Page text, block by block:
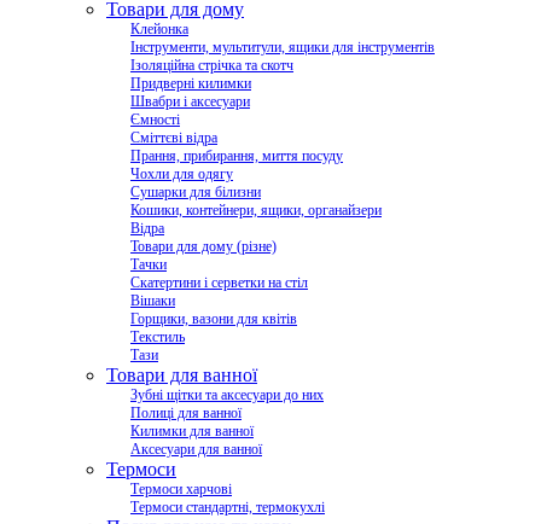
Товари для дому
Клейонка
Інструменти, мультитули, ящики для інструментів
Ізоляційна стрічка та скотч
Придверні килимки
Швабри і аксесуари
Ємності
Сміттєві відра
Прання, прибирання, миття посуду
Чохли для одягу
Сушарки для білизни
Кошики, контейнери, ящики, органайзери
Відра
Товари для дому (різне)
Тачки
Скатертини і серветки на стіл
Вішаки
Горщики, вазони для квітів
Текстиль
Тази
Товари для ванної
Зубні щітки та аксесуари до них
Полиці для ванної
Килимки для ванної
Аксесуари для ванної
Термоси
Термоси харчові
Термоси стандартні, термокухлі